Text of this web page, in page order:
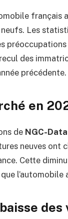
français
Les
préoccupations
des
précédente.
en
de NGC-Data
neuves ont
Cette
l’automobile
des